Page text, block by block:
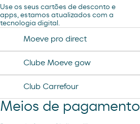
Use os seus cartões de desconto e
apps, estamos atualizados com a
tecnologia digital.
Moeve pro direct
Clube Moeve gow
Club Carrefour
Meios de pagamento